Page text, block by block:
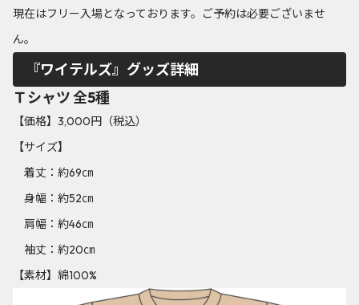
現在はフリー入場となっております。ご予約は必要ございませ
ん。
『ワイテルズ』グッズ詳細
Ｔシャツ 全5種
【価格】3,000円（税込）
【サイズ】
着丈：約69㎝
身幅：約52㎝
肩幅：約46㎝
袖丈：約20㎝
【素材】綿100%